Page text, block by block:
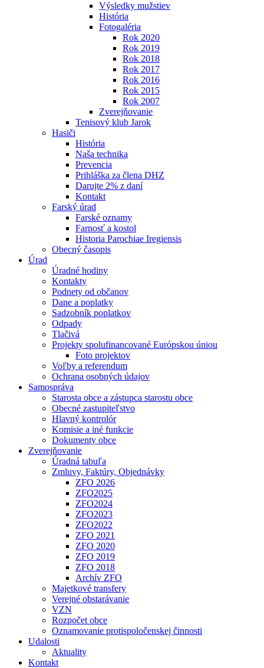
Výsledky mužstiev
História
Fotogaléria
Rok 2020
Rok 2019
Rok 2018
Rok 2017
Rok 2016
Rok 2015
Rok 2007
Zverejňovanie
Tenisový klub Jarok
Hasiči
História
Naša technika
Prevencia
Prihláška za člena DHZ
Darujte 2% z daní
Kontakt
Farský úrad
Farské oznamy
Farnosť a kostol
Historia Parochiae Iregiensis
Obecný časopis
Úrad
Úradné hodiny
Kontakty
Podnety od občanov
Dane a poplatky
Sadzobník poplatkov
Odpady
Tlačivá
Projekty spolufinancované Európskou úniou
Foto projektov
Voľby a referendum
Ochrana osobných údajov
Samospráva
Starosta obce a zástupca starostu obce
Obecné zastupiteľstvo
Hlavný kontrolór
Komisie a iné funkcie
Dokumenty obce
Zverejňovanie
Úradná tabuľa
Zmluvy, Faktúry, Objednávky
ZFO 2026
ZFO2025
ZFO2024
ZFO2023
ZFO2022
ZFO 2021
ZFO 2020
ZFO 2019
ZFO 2018
Archív ZFO
Majetkové transfery
Verejné obstarávanie
VZN
Rozpočet obce
Oznamovanie protispoločenskej činnosti
Udalosti
Aktuality
Kontakt